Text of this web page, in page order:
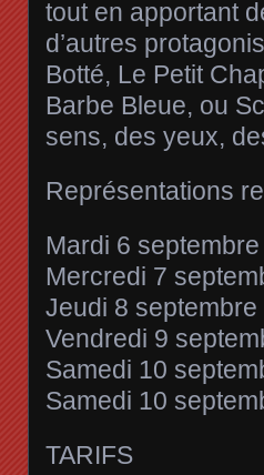
tout en apportant
d’autres
Botté, Le Petit
Barbe Bleue, ou
sens, des yeux,
Représentations
Mardi 6
Mercredi 7
Jeudi 8
Vendredi 9
Samedi 10
Samedi 10
TARIFS